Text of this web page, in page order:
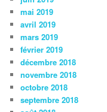
mai 2019
avril 2019
mars 2019
février 2019
décembre 2018
novembre 2018
octobre 2018
septembre 2018